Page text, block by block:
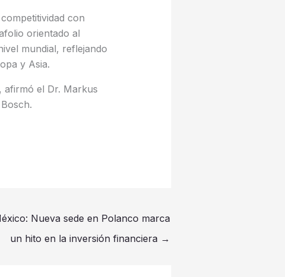
con
orientado al
mundial, reflejando
y Asia.
afirmó el Dr. Markus
Nueva sede en Polanco marca
un hito en la inversión financiera →